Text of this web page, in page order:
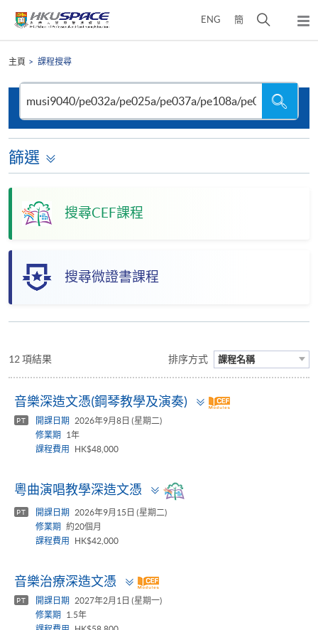
ENG 簡
面
彈
單
content
主頁 課程搜尋
尋
本
網
篩選
搜尋CEF課程
搜尋微證書課程
12 項結果 排序方式 課程名稱
音樂深造文憑(鋼琴教學及演奏)
Toggle
panel
PT 開課日期
2026年9月8日 (星期二)
修業期
1年
課程費用
HK$48,000
粵曲演唱教學深造文憑
Toggle
panel
PT 開課日期
2026年9月15日 (星期二)
修業期
約20個月
課程費用
HK$42,000
音樂治療深造文憑
Toggle
panel
PT 開課日期
2027年2月1日 (星期一)
修業期
1.5年